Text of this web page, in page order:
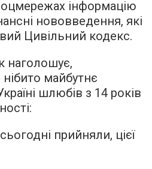
інформацію
нововведення, які
Цивільний кодекс.
наголошує,
майбутнє
шлюбів з 14 років
прийняли, цієї